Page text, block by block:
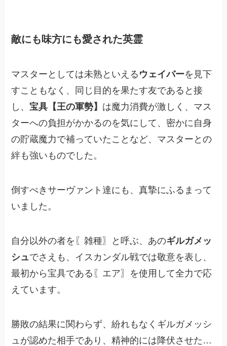
敵にも味方にも愛された英霊
マスターとしては未熟といえる ウェイバーを見下
すこともなく、同じ目的を果たす友であると接
し、宝具【王の軍勢】 は魔力消費が激しく、マス
ターへの負担がかかるのを気にして、密かに自身
の貯蔵魔力で補っていたことなど、マスターとの
絆も強いものでした。
倒すべきサーヴァント達にも、真摯にふるまって
いました。
自分以外の者を〖雑種〗と呼ぶ、あのギルガメッ
シュでさえも、イスカンダル戦では敬意を表し、
最初から宝具である〖エア〗を使用して全力で応
えています。
勝敗の結果に関わらず、紛れもなくギルガメッシ
ュが認めた相手であり、精神的には降伏させた…